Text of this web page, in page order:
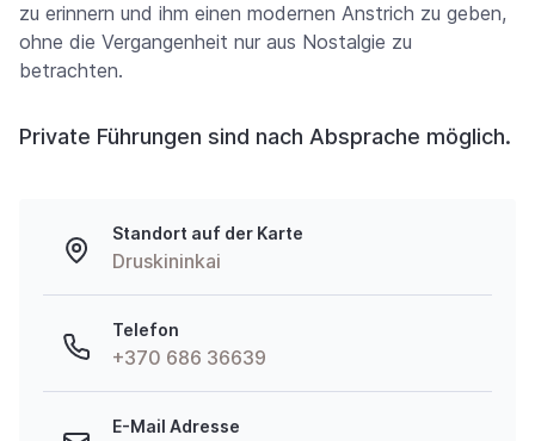
zu erinnern und ihm einen modernen Anstrich zu geben,
ohne die Vergangenheit nur aus Nostalgie zu
betrachten.
Private Führungen sind nach Absprache möglich.
Standort auf der Karte
Druskininkai
Telefon
+370 686 36639
E-Mail Adresse